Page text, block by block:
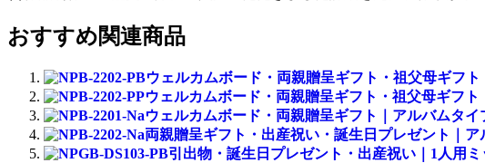
おすすめ関連商品
ウェルカムボード・両親贈呈ギフト・祖父母ギフ
ウェルカムボード・両親贈呈ギフト・祖父母ギフ
ウェルカムボード・両親贈呈ギフト｜アルバムタイ
両親贈呈ギフト・出産祝い・誕生日プレゼント｜
引出物・誕生日プレゼント・出産祝い｜1人用ミ